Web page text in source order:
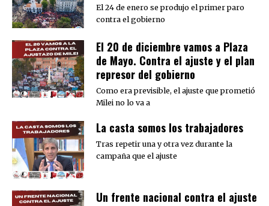
El 24 de enero se produjo el primer paro
contra el gobierno
El 20 de diciembre vamos a Plaza
de Mayo. Contra el ajuste y el plan
represor del gobierno
Como era previsible, el ajuste que prometió
Milei no lo va a
La casta somos los trabajadores
Tras repetir una y otra vez durante la
campaña que el ajuste
Un frente nacional contra el ajuste